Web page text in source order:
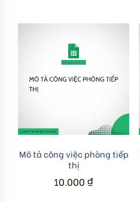
Add to cart
Mô tả công việc phòng tiếp
thị
10.000₫